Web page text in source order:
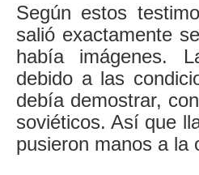
Según estos
salió exactamente
había imágenes.
debido a las
debía demostrar,
soviéticos. Así que
pusieron manos a la